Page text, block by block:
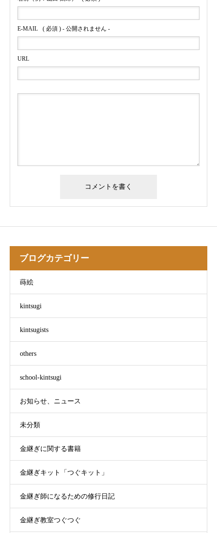
E-MAIL ( 必須 ) - 公開されません -
URL
ブログカテゴリー
蒔絵
kintsugi
kintsugists
others
school-kintsugi
お知らせ、ニュース
未分類
金継ぎに関する書籍
金継ぎキット「つぐキット」
金継ぎ師になるための修行日記
金継ぎ教室つぐつぐ